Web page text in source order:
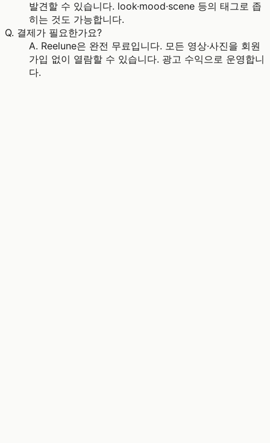
발견할 수 있습니다. look·mood·scene 등의 태그로 좁
히는 것도 가능합니다.
Q. 결제가 필요한가요?
A. Reelune은 완전 무료입니다. 모든 영상·사진을 회원
가입 없이 열람할 수 있습니다. 광고 수익으로 운영합니
다.